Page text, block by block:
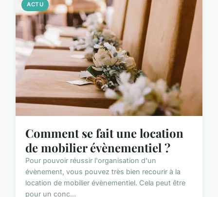
ACTU
Comment se fait une location
de mobilier évènementiel ?
Pour pouvoir réussir l'organisation d'un
évènement, vous pouvez très bien recourir à la
location de mobilier évènementiel. Cela peut être
pour un conc...